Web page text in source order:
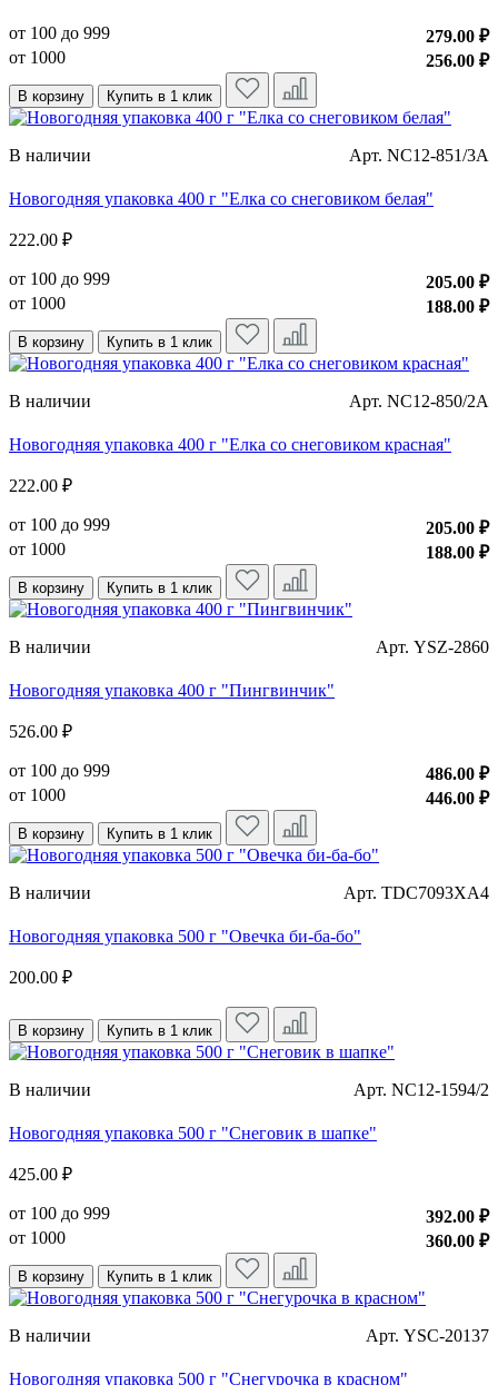
от 100 до 999
279.00 ₽
от 1000
256.00 ₽
В корзину Купить в 1 клик
В наличии Арт. NC12-851/3A
Новогодняя упаковка 400 г "Елка со снеговиком белая"
222.00 ₽
от 100 до 999
205.00 ₽
от 1000
188.00 ₽
В корзину Купить в 1 клик
В наличии Арт. NC12-850/2A
Новогодняя упаковка 400 г "Елка со снеговиком красная"
222.00 ₽
от 100 до 999
205.00 ₽
от 1000
188.00 ₽
В корзину Купить в 1 клик
В наличии Арт. YSZ-2860
Новогодняя упаковка 400 г "Пингвинчик"
526.00 ₽
от 100 до 999
486.00 ₽
от 1000
446.00 ₽
В корзину Купить в 1 клик
В наличии Арт. TDC7093XA4
Новогодняя упаковка 500 г "Овечка би-ба-бо"
200.00 ₽
В корзину Купить в 1 клик
В наличии Арт. NC12-1594/2
Новогодняя упаковка 500 г "Снеговик в шапке"
425.00 ₽
от 100 до 999
392.00 ₽
от 1000
360.00 ₽
В корзину Купить в 1 клик
В наличии Арт. YSC-20137
Новогодняя упаковка 500 г "Снегурочка в красном"